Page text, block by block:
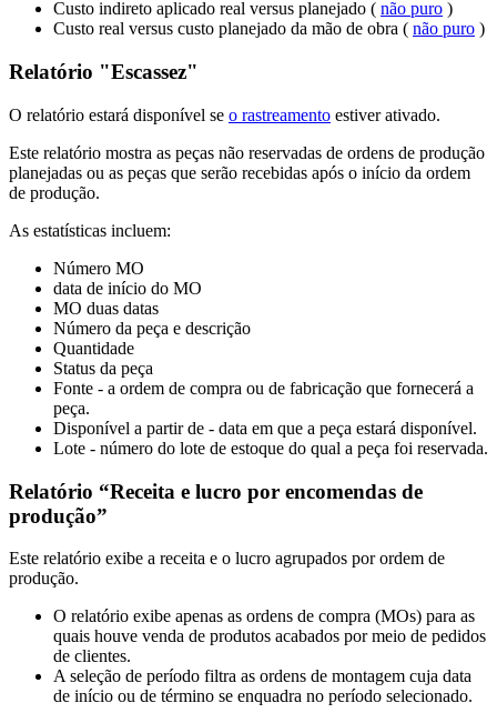
Custo indireto aplicado real versus planejado ( não puro )
Custo real versus custo planejado da mão de obra ( não puro )
Relatório "Escassez"
O relatório estará disponível se o rastreamento estiver ativado.
Este relatório mostra as peças não reservadas de ordens de produção
planejadas ou as peças que serão recebidas após o início da ordem
de produção.
As estatísticas incluem:
Número MO
data de início do MO
MO duas datas
Número da peça e descrição
Quantidade
Status da peça
Fonte - a ordem de compra ou de fabricação que fornecerá a
peça.
Disponível a partir de - data em que a peça estará disponível.
Lote - número do lote de estoque do qual a peça foi reservada.
Relatório “Receita e lucro por encomendas de
produção”
Este relatório exibe a receita e o lucro agrupados por ordem de
produção.
O relatório exibe apenas as ordens de compra (MOs) para as
quais houve venda de produtos acabados por meio de pedidos
de clientes.
A seleção de período filtra as ordens de montagem cuja data
de início ou de término se enquadra no período selecionado.